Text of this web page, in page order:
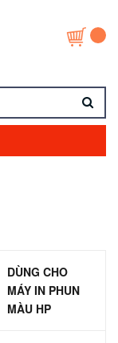
DÙNG CHO
MÁY IN PHUN
MÀU HP